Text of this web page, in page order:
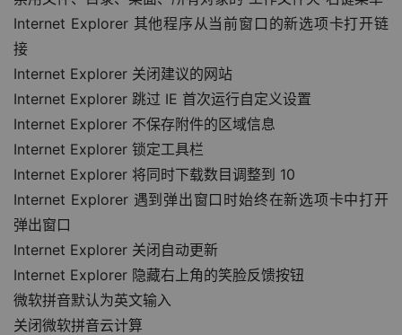
Internet Explorer 其他程序从当前窗口的新选项卡打开链
接
Internet Explorer 关闭建议的网站
Internet Explorer 跳过 IE 首次运行自定义设置
Internet Explorer 不保存附件的区域信息
Internet Explorer 锁定工具栏
Internet Explorer 将同时下载数目调整到 10
Internet Explorer 遇到弹出窗口时始终在新选项卡中打开
弹出窗口
Internet Explorer 关闭自动更新
Internet Explorer 隐藏右上角的笑脸反馈按钮
微软拼音默认为英文输入
关闭微软拼音云计算